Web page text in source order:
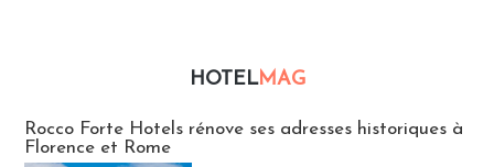
HOTELMAG
Rocco Forte Hotels rénove ses adresses historiques à
Florence et Rome